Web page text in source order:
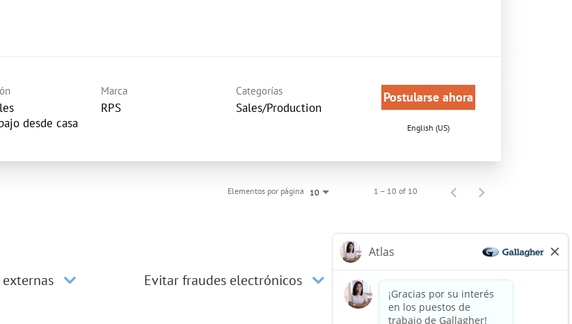
desde casa
Marca
RPS
Categorías
Sales/Production
Postularse ahora
English (US)
Elementos por página 10 1 – 10 of 10
Evitar fraudes electrónicos